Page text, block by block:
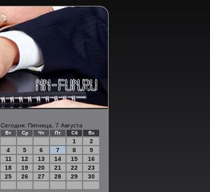
Сегодня: Пятница, 7 Августа
Вт Ср Чт Пт Сб Вс
1
2
4 5 6 7 8
9
11 12 13 14 15
16
18 19 20 21 22
23
25 26 27 28 29
30